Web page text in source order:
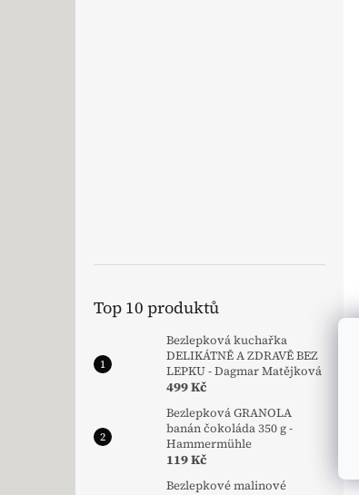
Top 10 produktů
Bezlepková kuchařka
DELIKÁTNĚ A ZDRAVĚ BEZ
LEPKU - Dagmar Matějková
499 Kč
Bezlepková GRANOLA
banán čokoláda 350 g -
Hammermühle
119 Kč
Bezlepkové malinové